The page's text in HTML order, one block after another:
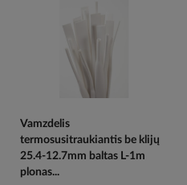
Vamzdelis
termosusitraukiantis be klijų
25.4-12.7mm baltas L-1m
plonas...